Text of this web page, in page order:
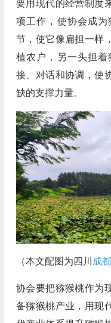
要用现代的经营制度
项工作，使协会成
节，使它像扁担一样
植农户，另一头担
接、对话和协调，使
缺的支撑力量。
（本文配图为四川 成
协会要把猕猴桃作为
备猕猴桃产业，用现